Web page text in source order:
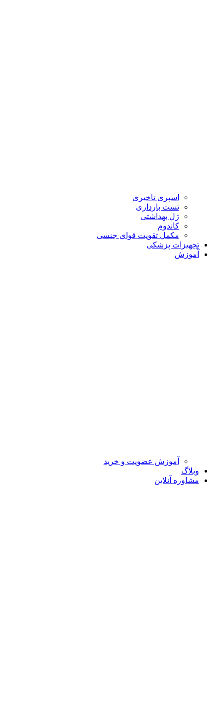
اسپری تاخیری
تست بارداری
ژل بهداشتی
کاندوم
مکمل تقویت قوای جنسی
تجهیزات پزشکی
آموزش
آموزش عضویت و خرید
وبلاگ
مشاوره آنلاین